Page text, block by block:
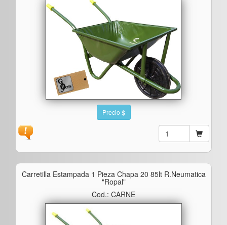
Precio $
Carretilla Estampada 1 Pieza Chapa 20 85lt R.neumatica
"ropal"
Cod.: CARNE